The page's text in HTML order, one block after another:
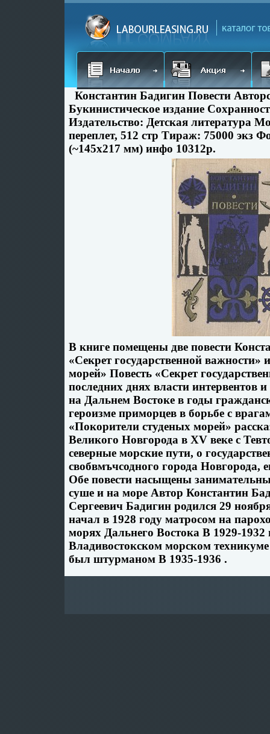
Константин Бадигин Повести
Букинистическое издание
Издательство: Детская литература
переплет, 512 стр Тираж: 75000 экз
(~145х217 мм) инфо 10312p.
В книге помещены две повести
«Секрет государственной важности»
морей» Повесть «Секрет
последних днях власти интервентов
на Дальнем Востоке в годы
героизме приморцев в борьбе с
«Покорители студеных морей»
Великого Новгорода в XV веке с
северные морские пути, о
свобвмъчсодного города Новгорода,
Обе повести насыщены
суше и на море Автор Константин
Сергеевич Бадигин родился 29
начал в 1928 году матросом на
морях Дальнего Востока В 1929-1932
Владивостокском морском
был штурманом В 1935-1936 .